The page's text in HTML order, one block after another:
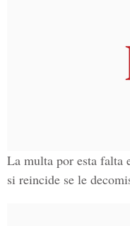
La multa por esta falta
si reincide se le